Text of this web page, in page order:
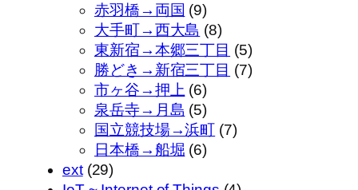
赤羽橋→両国 (9)
大手町→西大島 (8)
東新宿→本郷三丁目 (5)
勝どき→新宿三丁目 (7)
市ヶ谷→押上 (6)
泉岳寺→月島 (5)
国立競技場→浜町 (7)
日本橋→船堀 (6)
ext(29)